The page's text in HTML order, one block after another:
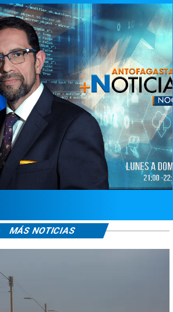
MÁS NOTICIAS